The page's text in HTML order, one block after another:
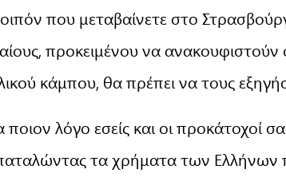
που μεταβαίνετε στο
προκειμένου να ανακουφιστούν
κάμπου, θα πρέπει να τους
ποιον λόγο εσείς και οι προκάτοχοί
τα χρήματα των Ελλήνων